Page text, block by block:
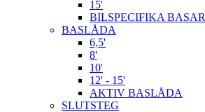
15'
BILSPECIFIKA BASAR
BASLÅDA
6,5'
8'
10'
12' - 15'
AKTIV BASLÅDA
SLUTSTEG